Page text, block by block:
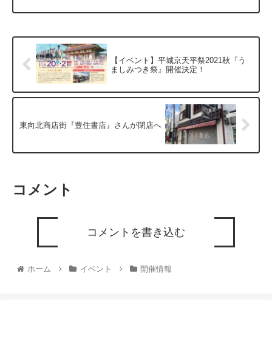
【イベント】平城京天平祭2021秋『う
ましみつき祭』開催決定！
東向北商店街『豊住書店』さんが閉店へ
コメント
コメントを書き込む
ホーム イベント 開催情報